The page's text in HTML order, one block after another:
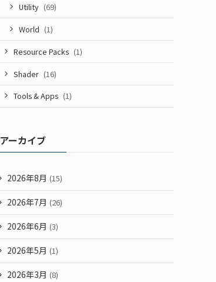
Utility (69)
World (1)
Resource Packs (1)
Shader (16)
Tools & Apps (1)
アーカイブ
2026年8月 (15)
2026年7月 (26)
2026年6月 (3)
2026年5月 (1)
2026年3月 (8)